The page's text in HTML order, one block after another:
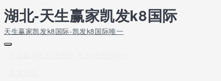
湖北-天生赢家凯发k8国际
天生赢家凯发k8国际-凯发k8国际唯一